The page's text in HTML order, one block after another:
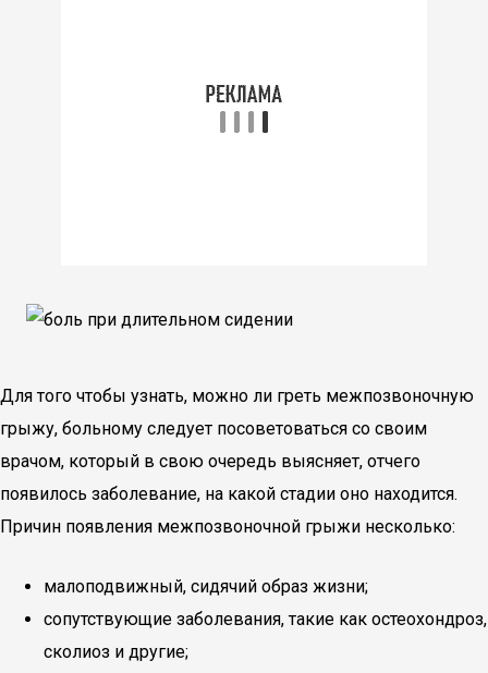
Для того чтобы узнать, можно ли греть межпозвоночную
грыжу, больному следует посоветоваться со своим
врачом, который в свою очередь выясняет, отчего
появилось заболевание, на какой стадии оно находится.
Причин появления межпозвоночной грыжи несколько:
малоподвижный, сидячий образ жизни;
сопутствующие заболевания, такие как остеохондроз,
сколиоз и другие;